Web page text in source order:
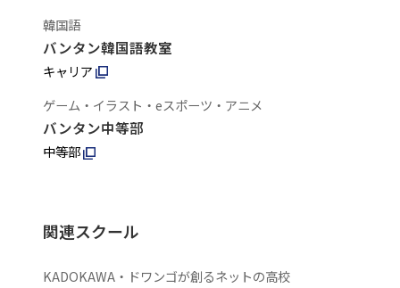
韓国語
バンタン韓国語教室
キャリア
ゲーム・イラスト・eスポーツ・アニメ
バンタン中等部
中等部
関連スクール
KADOKAWA・ドワンゴが創るネットの高校